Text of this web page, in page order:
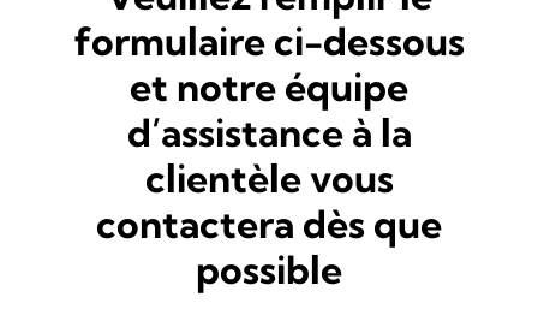
formulaire ci-dessous
et notre équipe
d’assistance à la
clientèle vous
contactera dès que
possible